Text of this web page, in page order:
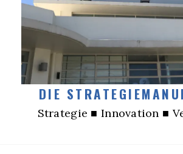
DIE
Strategie ■ Innovation ■